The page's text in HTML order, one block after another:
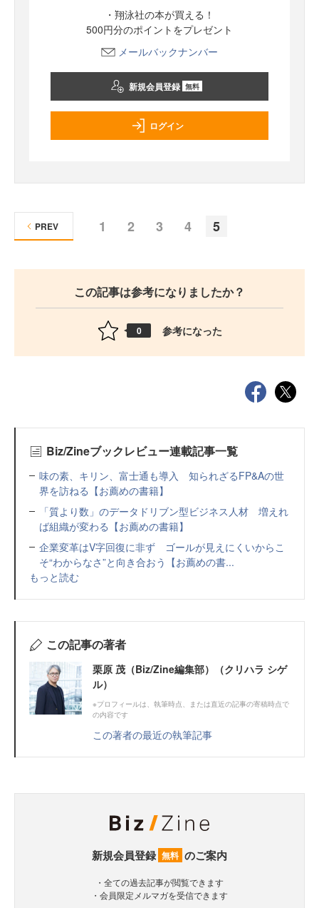
・翔泳社の本が買える！
500円分のポイントをプレゼント
メールバックナンバー
新規会員登録 無料
ログイン
1 2 3 4 5
PREV
この記事は参考になりましたか？
0 参考になった
Biz/Zineブックレビュー連載記事一覧
味の素、キリン、富士通も導入 知られざるFP&Aの世
界を訪ねる【お薦めの書籍】
「質より数」のデータドリブン型ビジネス人材 増えれ
ば組織が変わる【お薦めの書籍】
企業変革はV字回復に非ず ゴールが見えにくいからこ
そ“わからなさ”と向き合おう【お薦めの書...
もっと読む
この記事の著者
栗原 茂（Biz/Zine編集部）（クリハラ シゲ
ル）
※プロフィールは、執筆時点、または直近の記事の寄稿時点で
の内容です
この著者の最近の執筆記事
新規会員登録 無料 のご案内
・全ての過去記事が閲覧できます
・会員限定メルマガを受信できます